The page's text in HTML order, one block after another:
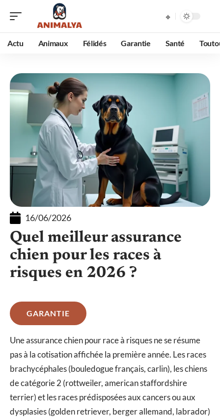
Actu Animaux Félidés Garantie Santé
16/06/2026
Quel meilleur assurance
chien pour les races à
risques en 2026 ?
GARANTIE
Une assurance chien pour race à risques ne se résume
pas à la cotisation affichée la première année. Les races
brachycéphales (bouledogue français, carlin), les chiens
de catégorie 2 (rottweiler, american staffordshire
terrier) et les races prédisposées aux cancers ou aux
dysplasies (golden retriever, berger allemand, labrador)